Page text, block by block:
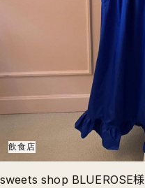
飲食店
sweets shop BLUEROSE様